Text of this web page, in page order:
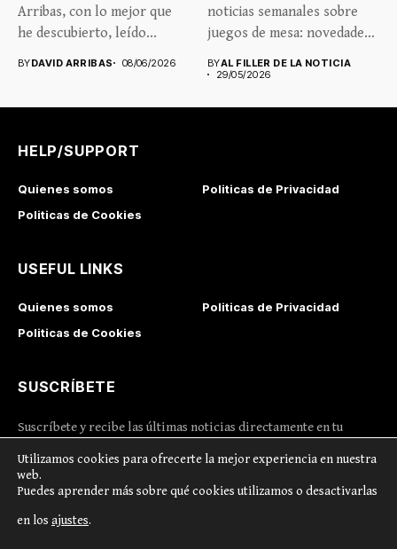
Arribas, con lo mejor que
he descubierto, leído...
BYDAVID ARRIBAS 08/06/2026
noticias semanales sobre
juegos de mesa: novedades,
BYAL FILLER DE LA NOTICIA
29/05/2026
HELP/SUPPORT
Quienes somos
Politicas de Privacidad
Politicas de Cookies
USEFUL LINKS
Quienes somos
Politicas de Privacidad
Politicas de Cookies
SUSCRÍBETE
Suscríbete y recibe las últimas noticias directamente en tu
I consent to the terms and conditions
Utilizamos cookies para ofrecerte la mejor experiencia en nuestra
web.
Puedes aprender más sobre qué cookies utilizamos o desactivarlas
en los ajustes.